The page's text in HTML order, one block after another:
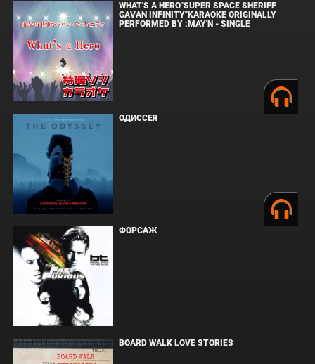
WHAT'S A HERO"SUPER SPACE SHERIFF
GAVAN INFINITY"KARAOKE ORIGINALLY
PERFORMED BY :MAY'N - SINGLE
ОДИССЕЯ
ФОРСАЖ
BOARD WALK LOVE STORIES